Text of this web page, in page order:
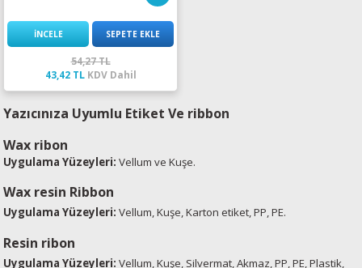
İNCELE SEPETE EKLE
54,27 TL
43,42 TL KDV Dahil
Yazıcınıza Uyumlu Etiket Ve ribbon
Wax ribon
Uygulama Yüzeyleri: Vellum ve Kuşe.
Wax resin Ribbon
Uygulama Yüzeyleri: Vellum, Kuşe, Karton etiket, PP, PE.
Resin ribon
Uygulama Yüzeyleri: Vellum, Kuşe, Silvermat, Akmaz, PP, PE, Plastik,